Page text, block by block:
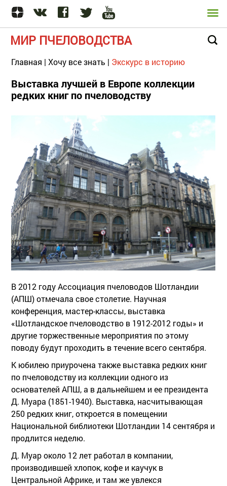
МИР ПЧЕЛОВОДСТВА
Главная | Хочу все знать | Экскурс в историю
Выставка лучшей в Европе коллекции
редких книг по пчеловодству
В 2012 году Ассоциация пчеловодов Шотландии
(АПШ) отмечала свое столетие. Научная
конференция, мастер-классы, выставка
«Шотландское пчеловодство в 1912-2012 годы» и
другие торжественные мероприятия по этому
поводу будут проходить в течение всего сентября.
К юбилею приурочена также выставка редких книг
по пчеловодству из коллекции одного из
основателей АПШ, а в дальнейшем и ее президента
Д. Муара (1851-1940). Выставка, насчитывающая
250 редких книг, откроется в помещении
Национальной библиотеки Шотландии 14 сентября и
продлится неделю.
Д. Муар около 12 лет работал в компании,
производившей хлопок, кофе и каучук в
Центральной Африке, и там же увлекся